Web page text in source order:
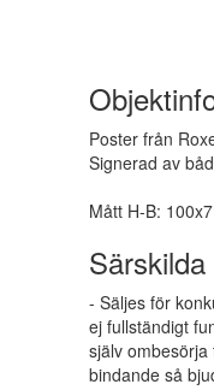
Poster från
Signerad av
Mått H-B:
- Säljes för
ej fullständigt
själv
bindande så